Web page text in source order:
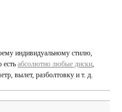
индивидуальному стилю,
есть абсолютно любые диски,
вылет, разболтовку и т. д.